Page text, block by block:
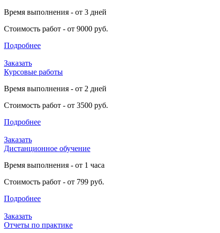
Время выполнения - от 3 дней
Стоимость работ - от 9000 руб.
Подробнее
Заказать
Курсовые работы
Время выполнения - от 2 дней
Стоимость работ - от 3500 руб.
Подробнее
Заказать
Дистанционное обучение
Время выполнения - от 1 часа
Стоимость работ - от 799 руб.
Подробнее
Заказать
Отчеты по практике